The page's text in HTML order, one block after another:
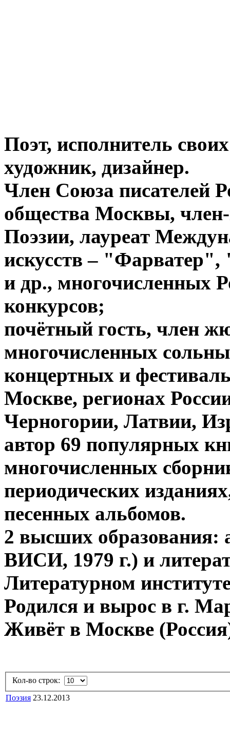
Поэт, исполнитель
художник, дизайнер.
Член Союза писателей
общества Москвы,
Поэзии, лауреат
искусств –
и др., многочисленных
конкурсов;
почётный гость, член
многочисленных
концертных и
Москве, регионах
Черногории, Латвии,
автор 69 популярных
многочисленных
периодических
песенных альбомов.
2 высших
ВИСИ, 1979 г.) и
Литературном
Родился и вырос в г.
Живёт в Москве
Кол-во строк:
Поэзия 23.12.2013